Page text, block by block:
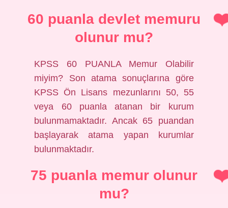
60 puanla devlet memuru
olunur mu?
KPSS 60 PUANLA Memur Olabilir
miyim? Son atama sonuçlarına göre
KPSS Ön Lisans mezunlarını 50, 55
veya 60 puanla atanan bir kurum
bulunmamaktadır. Ancak 65 puandan
başlayarak atama yapan kurumlar
bulunmaktadır.
75 puanla memur olunur
mu?